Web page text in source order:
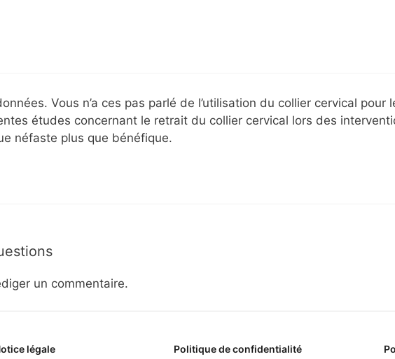
Vous n’a ces pas parlé de l’utilisation du collier cervical pour
études concernant le retrait du collier cervical lors des
néfaste plus que bénéfique.
un commentaire.
légale Politique de confidentialité